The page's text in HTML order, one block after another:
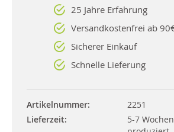
25 Jahre Erfahrung
Versandkostenfrei ab
Sicherer Einkauf
Schnelle Lieferung
Artikelnummer
2251
Lieferzeit
5-7